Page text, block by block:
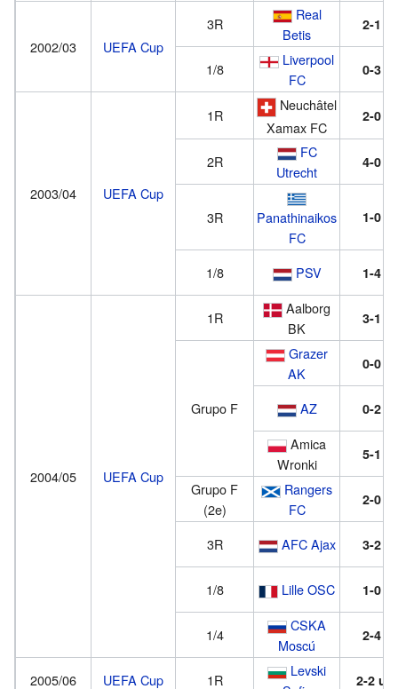
2002/03 UEFA Cup
3R
Real
Betis
2-1
1/8
Liverpool
FC
0-3
2003/04 UEFA Cup
1R
Neuchâtel
Xamax FC
2-0
2R
FC
Utrecht
4-0
3R
Panathinaikos
FC
1-0
1/8 PSV 1-4
2004/05 UEFA Cup
1R
Aalborg
BK
3-1
Grupo F
Grazer
AK
0-0
AZ 0-2
Amica
Wronki
5-1
Grupo F
(2e)
Rangers
FC
2-0
3R AFC Ajax 3-2
1/8 Lille OSC 1-0
1/4
CSKA
Moscú
2-4
2005/06 UEFA Cup 1R
Levski
2-2 u